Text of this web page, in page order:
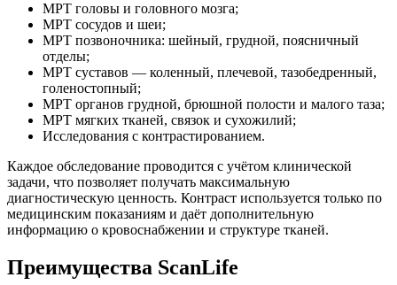
МРТ головы и головного мозга;
МРТ сосудов и шеи;
МРТ позвоночника: шейный, грудной, поясничный
отделы;
МРТ суставов — коленный, плечевой, тазобедренный,
голеностопный;
МРТ органов грудной, брюшной полости и малого таза;
МРТ мягких тканей, связок и сухожилий;
Исследования с контрастированием.
Каждое обследование проводится с учётом клинической
задачи, что позволяет получать максимальную
диагностическую ценность. Контраст используется только по
медицинским показаниям и даёт дополнительную
информацию о кровоснабжении и структуре тканей.
Преимущества ScanLife